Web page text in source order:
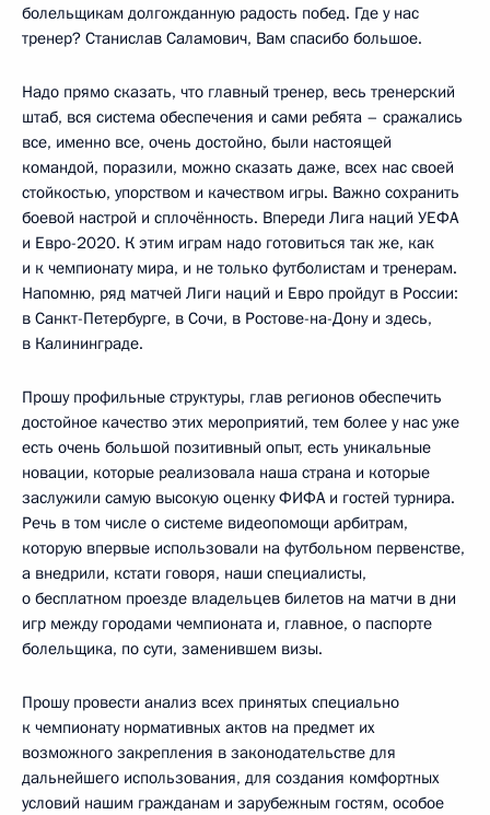
болельщикам долгожданную радость побед. Где у нас
тренер? Станислав Саламович, Вам спасибо большое.
Надо прямо сказать, что главный тренер, весь тренерский
штаб, вся система обеспечения и сами ребята – сражались
все, именно все, очень достойно, были настоящей
командой, поразили, можно сказать даже, всех нас своей
стойкостью, упорством и качеством игры. Важно сохранить
боевой настрой и сплочённость. Впереди Лига наций УЕФА
и Евро-2020. К этим играм надо готовиться так же, как
и к чемпионату мира, и не только футболистам и тренерам.
Напомню, ряд матчей Лиги наций и Евро пройдут в России:
в Санкт-Петербурге, в Сочи, в Ростове-на-Дону и здесь,
в Калининграде.
Прошу профильные структуры, глав регионов обеспечить
достойное качество этих мероприятий, тем более у нас уже
есть очень большой позитивный опыт, есть уникальные
новации, которые реализовала наша страна и которые
заслужили самую высокую оценку ФИФА и гостей турнира.
Речь в том числе о системе видеопомощи арбитрам,
которую впервые использовали на футбольном первенстве,
а внедрили, кстати говоря, наши специалисты,
о бесплатном проезде владельцев билетов на матчи в дни
игр между городами чемпионата и, главное, о паспорте
болельщика, по сути, заменившем визы.
Прошу провести анализ всех принятых специально
к чемпионату нормативных актов на предмет их
возможного закрепления в законодательстве для
дальнейшего использования, для создания комфортных
условий нашим гражданам и зарубежным гостям, особое